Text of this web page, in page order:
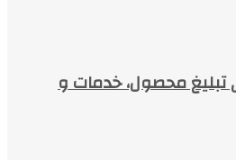
تبلیغ محصول، خدمات و